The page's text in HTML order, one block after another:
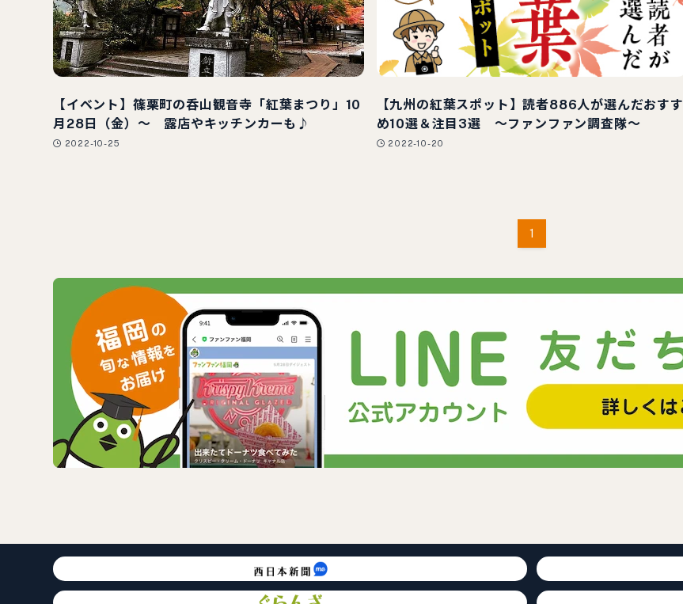
【イベント】篠栗町の呑山観音寺「紅葉まつり」10
月28日（金）～ 露店やキッチンカーも♪
2022-10-25
【九州の紅葉スポット】読者886人が選んだおすす
め10選＆注目3選 ～ファンファン調査隊～
2022-10-20
1